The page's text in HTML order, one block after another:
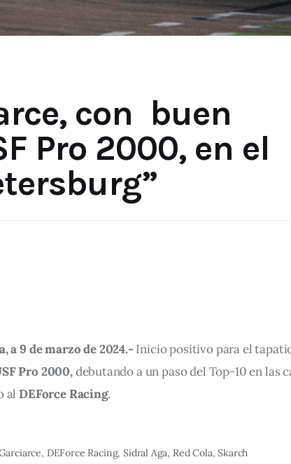
con buen
Pro 2000, en el
a 9 de marzo de 2024.- Inicio positivo para el
Pro 2000, debutando a un paso del Top-10 en las
al DEForce Racing.
DEForce Racing, Sidral Aga, Red Cola, Skarch